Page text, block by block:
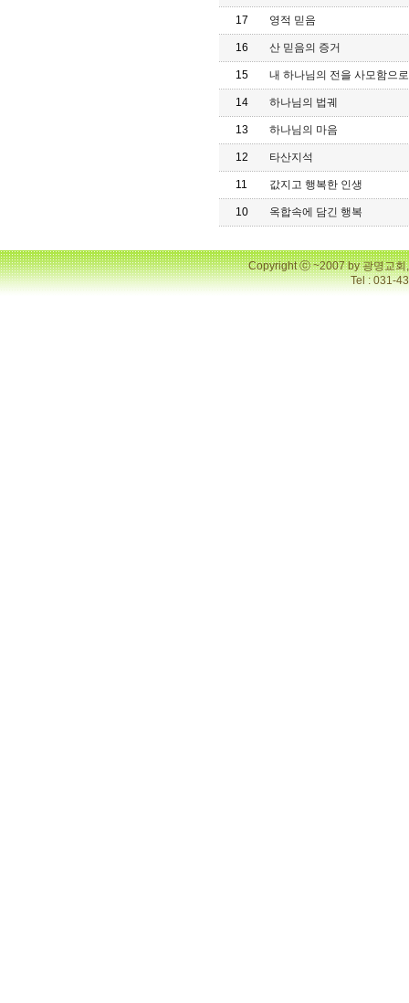
17 영적 믿음
16 산 믿음의 증거
15 내 하나님의 전을 사모함으로
14 하나님의 법궤
13 하나님의 마음
12 타산지석
11 값지고 행복한 인생
10 옥합속에 담긴 행복
Copyright ⓒ ~2007 by 광명교
Tel : 031-